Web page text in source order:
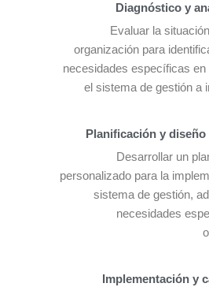
Diagnóstico y
Evaluar la
organización para
necesidades específicas en
el sistema de gestión a
Planificación y
Desarrollar un
personalizado para la
sistema de gestión,
necesidades
Implementación y